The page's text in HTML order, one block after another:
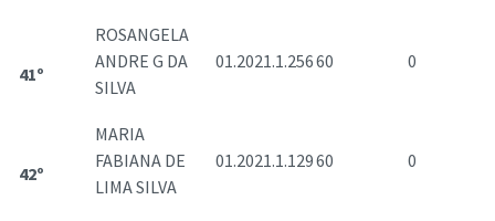
41º
ROSANGELA
ANDRE G DA
SILVA
01.2021.1.25660 0
42º
MARIA
FABIANA DE
LIMA SILVA
01.2021.1.12960 0